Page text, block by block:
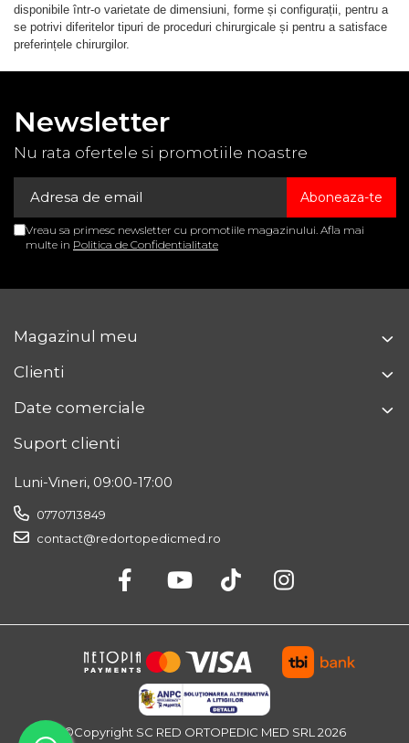
disponibile într-o varietate de dimensiuni, forme și configurații, pentru a
se potrivi diferitelor tipuri de proceduri chirurgicale și pentru a satisface
preferințele chirurgilor.
Newsletter
Nu rata ofertele si promotiile noastre
Vreau sa primesc newsletter cu promotiile magazinului. Afla mai
multe in Politica de Confidentialitate
Magazinul meu
Clienti
Date comerciale
Suport clienti
Luni-Vineri, 09:00-17:00
0770713849
contact@redortopedicmed.ro
©Copyright SC RED ORTOPEDIC MED SRL 2026